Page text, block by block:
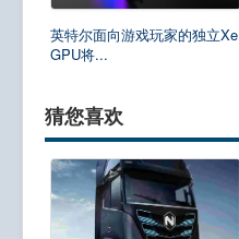
英特尔面向游戏玩家的独立Xe
GPU将...
猜您喜欢